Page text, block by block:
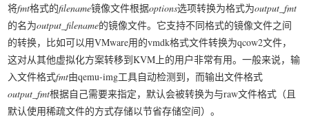
将fmt格式的filename镜像文件根据options选项转换为格式为output_fmt
的名为output_filename的镜像文件。它支持不同格式的镜像文件之间
的转换，比如可以用VMware用的vmdk格式文件转换为qcow2文件，
这对从其他虚拟化方案转移到KVM上的用户非常有用。一般来说，输
入文件格式fmt由qemu-img工具自动检测到，而输出文件格式
output_fmt根据自己需要来指定，默认会被转换为与raw文件格式（且
默认使用稀疏文件的方式存储以节省存储空间）。